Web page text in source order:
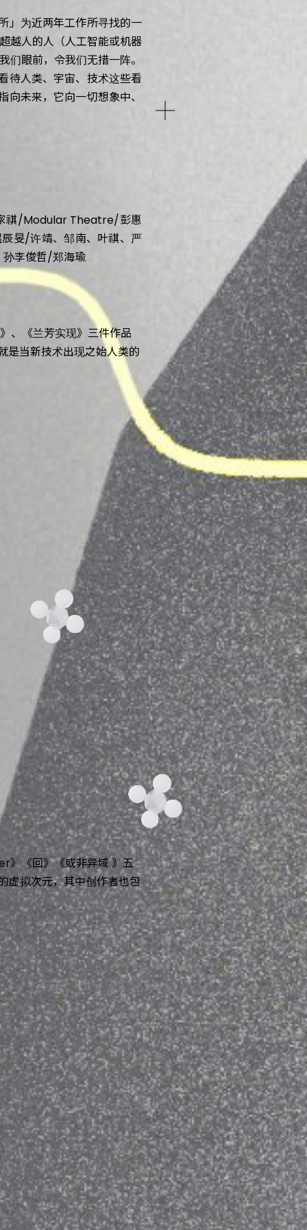
」为近两年工作所寻找的一
越人的人（人工智能或机器
眼前，令我们无措一阵。
待人类、宇宙、技术这些看
未来，它向一切想象中、
祺/Modular Theatre/彭惠
旻/许靖、邹南、叶祺、严
李俊哲/郑海瑜
、《兰芳实现》三件作品
是当新技术出现之始人类的
》《回》《或非异域 》五
虚拟次元，其中创作者也包